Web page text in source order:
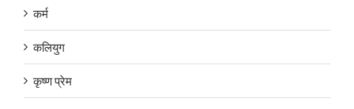
कर्म
कलियुग
कृष्ण प्रेम